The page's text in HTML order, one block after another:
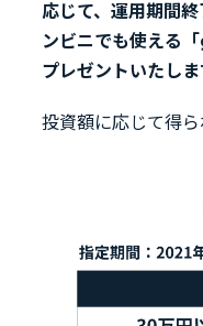
応じて、運用期間
ンビニでも使える
プレゼントいたしま
投資額に応じて得ら